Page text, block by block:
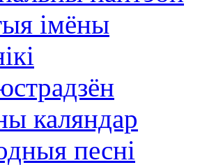
імёны
каляндар
песні